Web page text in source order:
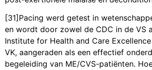
[31]Pacing werd getest in
en wordt door zowel de CDC in de VS
Institute for Health and Care
VK, aangeraden als een effectief
begeleiding van ME/CVS-patiënten.